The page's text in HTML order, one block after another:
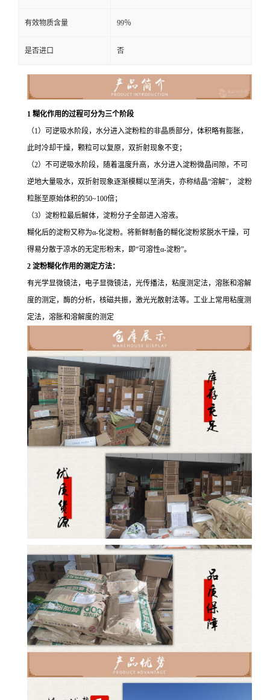
有效物质含量 99％
是否进口 否
1 糊化作用的过程可分为三个阶段
（1）可逆吸水阶段，水分进入淀粉粒的非晶质部分，体积略有膨胀，
此时冷却干燥，颗粒可以复原，双折射现象不变；
（2）不可逆吸水阶段，随着温度升高，水分进入淀粉微晶间隙，不可
逆地大量吸水，双折射现象逐渐模糊以至消失，亦称结晶“溶解”， 淀粉
粒胀至原始体积的50~100倍；
（3）淀粉粒最后解体，淀粉分子全部进入溶液。
糊化后的淀粉又称为α-化淀粉。将新鲜制备的糊化淀粉浆脱水干燥，可
得易分散于凉水的无定形粉末，即“可溶性α-淀粉”。
2 淀粉糊化作用的测定方法：
有光学显微镜法，电子显微镜法，光传播法，粘度测定法，溶胀和溶解
度的测定，酶的分析，核磁共振，激光光散射法等。工业上常用粘度测
定法，溶胀和溶解度的测定